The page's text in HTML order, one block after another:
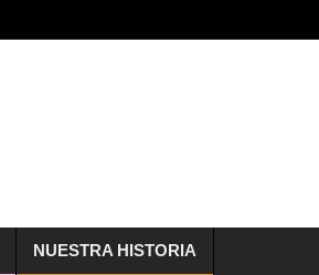
NUESTRA HISTORIA